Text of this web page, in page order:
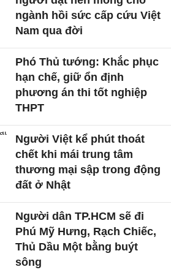
ngành hồi sức cấp cứu Việt
Nam qua đời
Phó Thủ tướng: Khắc phục
hạn chế, giữ ổn định
phương án thi tốt nghiệp
THPT
Người Việt kể phút thoát
chết khi mái trung tâm
thương mại sập trong động
đất ở Nhật
Người dân TP.HCM sẽ đi
Phú Mỹ Hưng, Rạch Chiếc,
Thủ Dầu Một bằng buýt
sông